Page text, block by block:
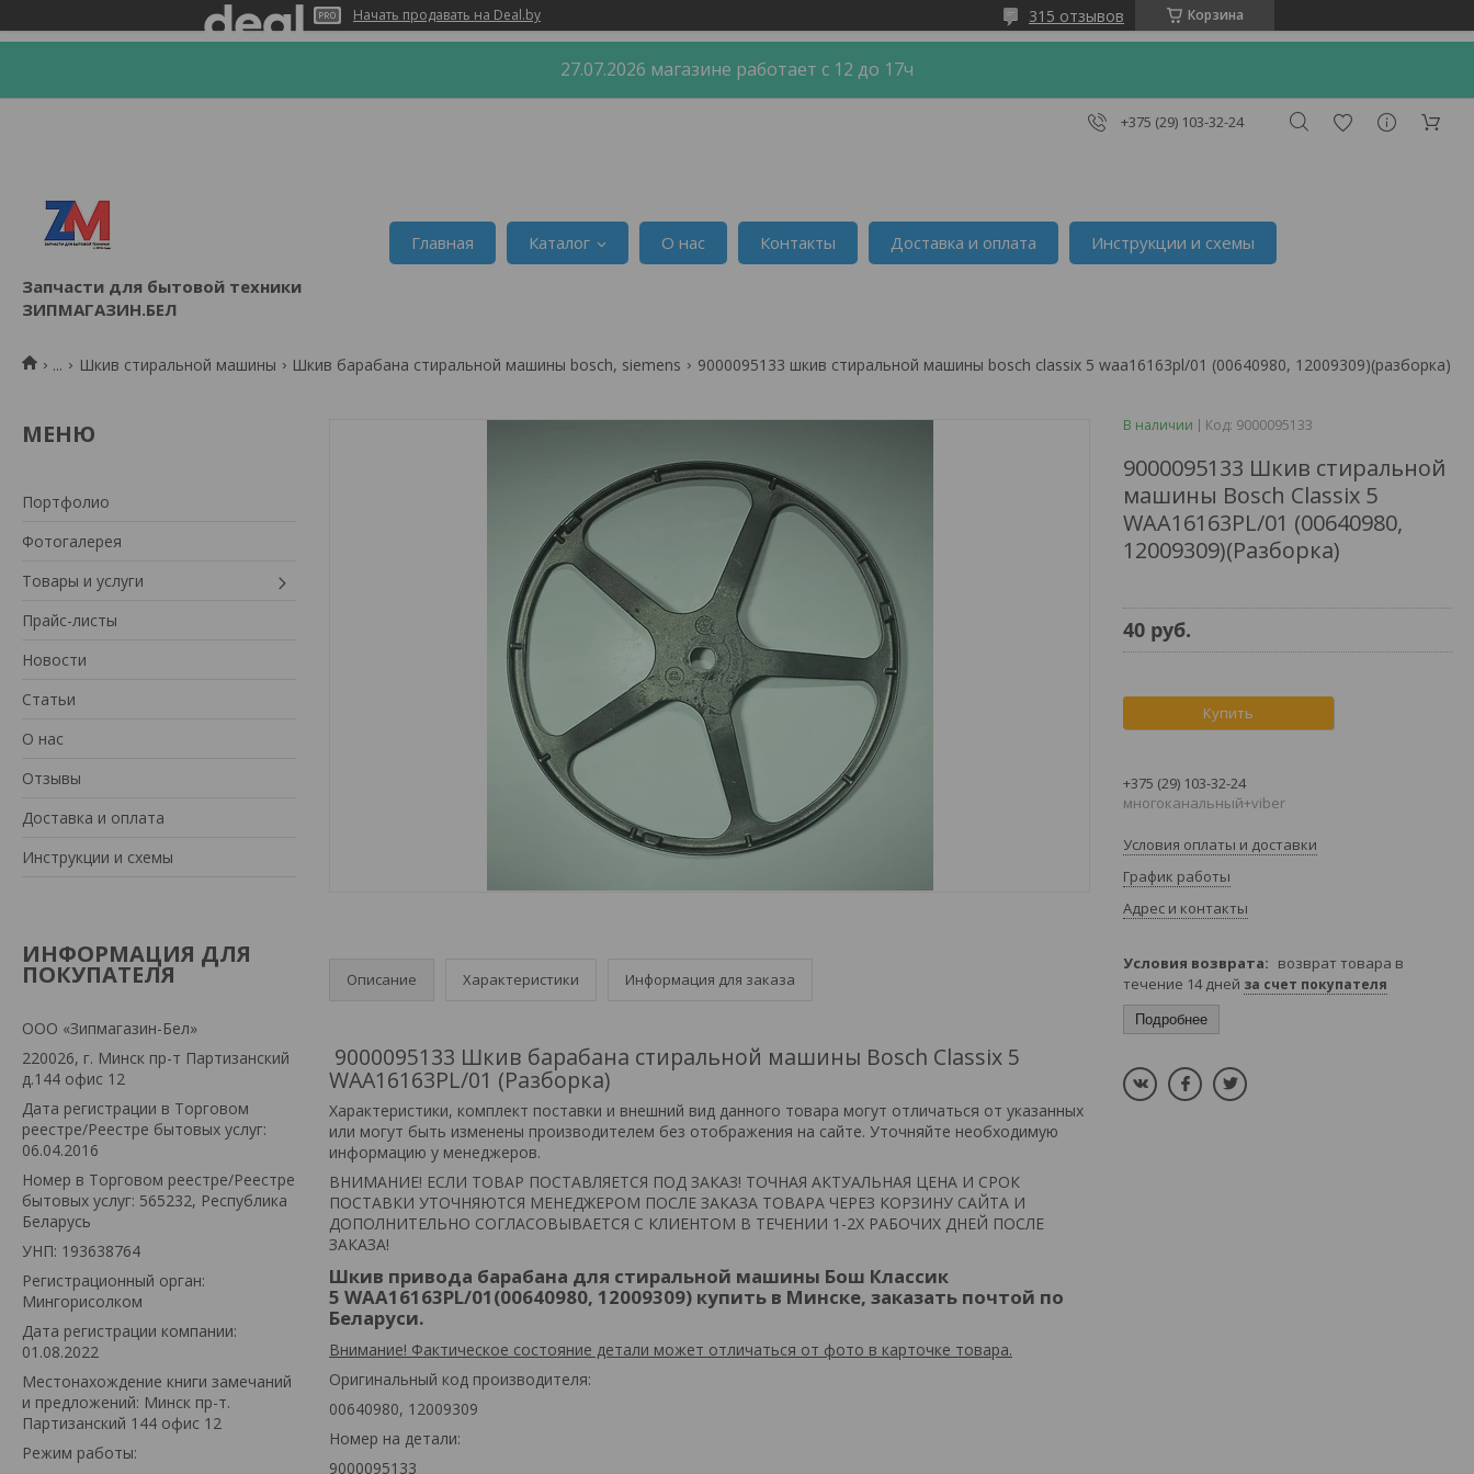
Начать продавать на Deal.by Корзина
315 отзывов
27.07.2026 магазине работает с 12 до 17ч
+375 (29) 103-32-24
Запчасти для бытовой техники
ЗИПМАГАЗИН.БЕЛ
Главная Каталог О нас Контакты Доставка и оплата Инструкции и схемы
... Шкив стиральной машины Шкив барабана стиральной машины bosch, siemens 9000095133 шкив стиральной машины bosch classix 5 waa16163pl/01 (00640980, 12009309)(разборка)
Портфолио
Фотогалерея
Товары и услуги
Прайс-листы
Новости
Статьи
О нас
Отзывы
Доставка и оплата
Инструкции и схемы
ИНФОРМАЦИЯ ДЛЯ
ПОКУПАТЕЛЯ
ООО «Зипмагазин-Бел»
220026, г. Минск пр-т Партизанский
д.144 офис 12
Дата регистрации в Торговом
реестре/Реестре бытовых услуг:
06.04.2016
Номер в Торговом реестре/Реестре
бытовых услуг: 565232, Республика
Беларусь
УНП: 193638764
Регистрационный орган:
Мингорисолком
Дата регистрации компании:
01.08.2022
Местонахождение книги замечаний
и предложений: Минск пр-т.
Партизанский 144 офис 12
Режим работы:
Описание Характеристики Информация для заказа
9000095133 Шкив барабана стиральной машины Bosch Classix 5
WAA16163PL/01 (Разборка)
Xарактеристики, комплект поставки и внешний вид данного товара могут отличаться от указанных
или могут быть изменены производителем без отображения на сайте. Уточняйте необходимую
информацию у менеджеров.
ВНИМАНИЕ! ЕСЛИ ТОВАР ПОСТАВЛЯЕТСЯ ПОД ЗАКАЗ! ТОЧНАЯ АКТУАЛЬНАЯ ЦЕНА И СРОК
ПОСТАВКИ УТОЧНЯЮТСЯ МЕНЕДЖЕРОМ ПОСЛЕ ЗАКАЗА ТОВАРА ЧЕРЕЗ КОРЗИНУ САЙТА И
ДОПОЛНИТЕЛЬНО СОГЛАСОВЫВАЕТСЯ С КЛИЕНТОМ В ТЕЧЕНИИ 1-2Х РАБОЧИХ ДНЕЙ ПОСЛЕ
ЗАКАЗА!
Шкив привода барабана для стиральной машины Бош Классик
5 WAA16163PL/01(00640980, 12009309) купить в Минске, заказать почтой по
Беларуси.
Внимание! Фактическое состояние детали может отличаться от фото в карточке товара.
Оригинальный код производителя:
00640980, 12009309
Номер на детали:
9000095133
В наличии Код: 9000095133
9000095133 Шкив стиральной
машины Bosch Classix 5
WAA16163PL/01 (00640980,
12009309)(Разборка)
40 руб.
Купить
+375 (29) 103-32-24
многоканальный+viber
Условия оплаты и доставки
График работы
Адрес и контакты
возврат товара в
течение 14 дней за счет покупателя
Подробнее